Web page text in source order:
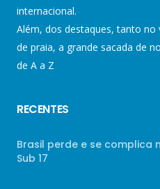
internacional.
Além, dos destaques, tanto
de praia, a grande sacada de
de A a Z
RECENTES
Brasil perde e se complica
Sub 17